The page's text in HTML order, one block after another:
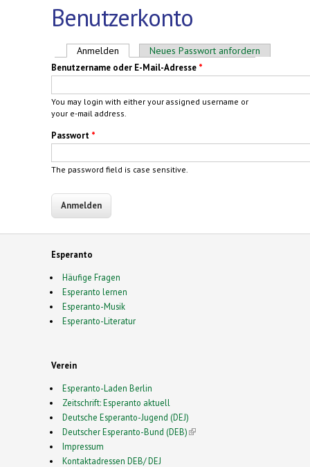
Benutzerkonto
Haupt-Reiter
Anmelden (aktiver Reiter)
Neues Passwort anfordern
Benutzername oder E-Mail-Adresse *
You may login with either your assigned username or
your e-mail address.
Passwort *
The password field is case sensitive.
Esperanto
Häufige Fragen
Esperanto lernen
Esperanto-Musik
Esperanto-Literatur
Verein
Esperanto-Laden Berlin
Zeitschrift: Esperanto aktuell
Deutsche Esperanto-Jugend (DEJ)
Deutscher Esperanto-Bund (DEB)(link is external)
Impressum
Kontaktadressen DEB/ DEJ